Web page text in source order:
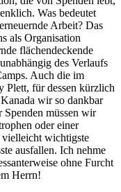
Was bedeutet
Arbeit? Das
als Organisation
flächendeckende
des Verlaufs
Auch die im
Plett, für dessen kürzlich
wir so dankbar
müssen wir
oder einer
vielleicht wichtigste
ausfallen. Ich nehme
ohne Furcht
Herrn!